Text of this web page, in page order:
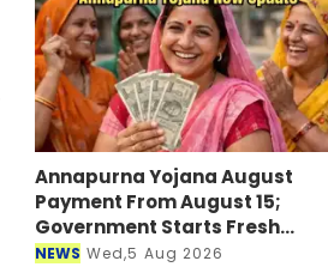
Annapurna Yojana August
Payment From August 15;
Government Starts Fresh
Verification Drive
NEWS Wed,5 Aug 2026